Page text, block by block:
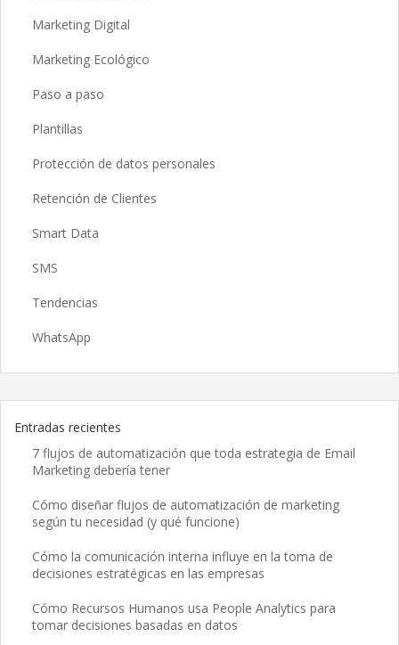
Marketing Digital
Marketing Ecológico
Paso a paso
Plantillas
Protección de datos personales
Retención de Clientes
Smart Data
SMS
Tendencias
WhatsApp
Entradas recientes
7 flujos de automatización que toda estrategia de Email
Marketing debería tener
Cómo diseñar flujos de automatización de marketing
según tu necesidad (y qué funcione)
Cómo la comunicación interna influye en la toma de
decisiones estratégicas en las empresas
Cómo Recursos Humanos usa People Analytics para
tomar decisiones basadas en datos